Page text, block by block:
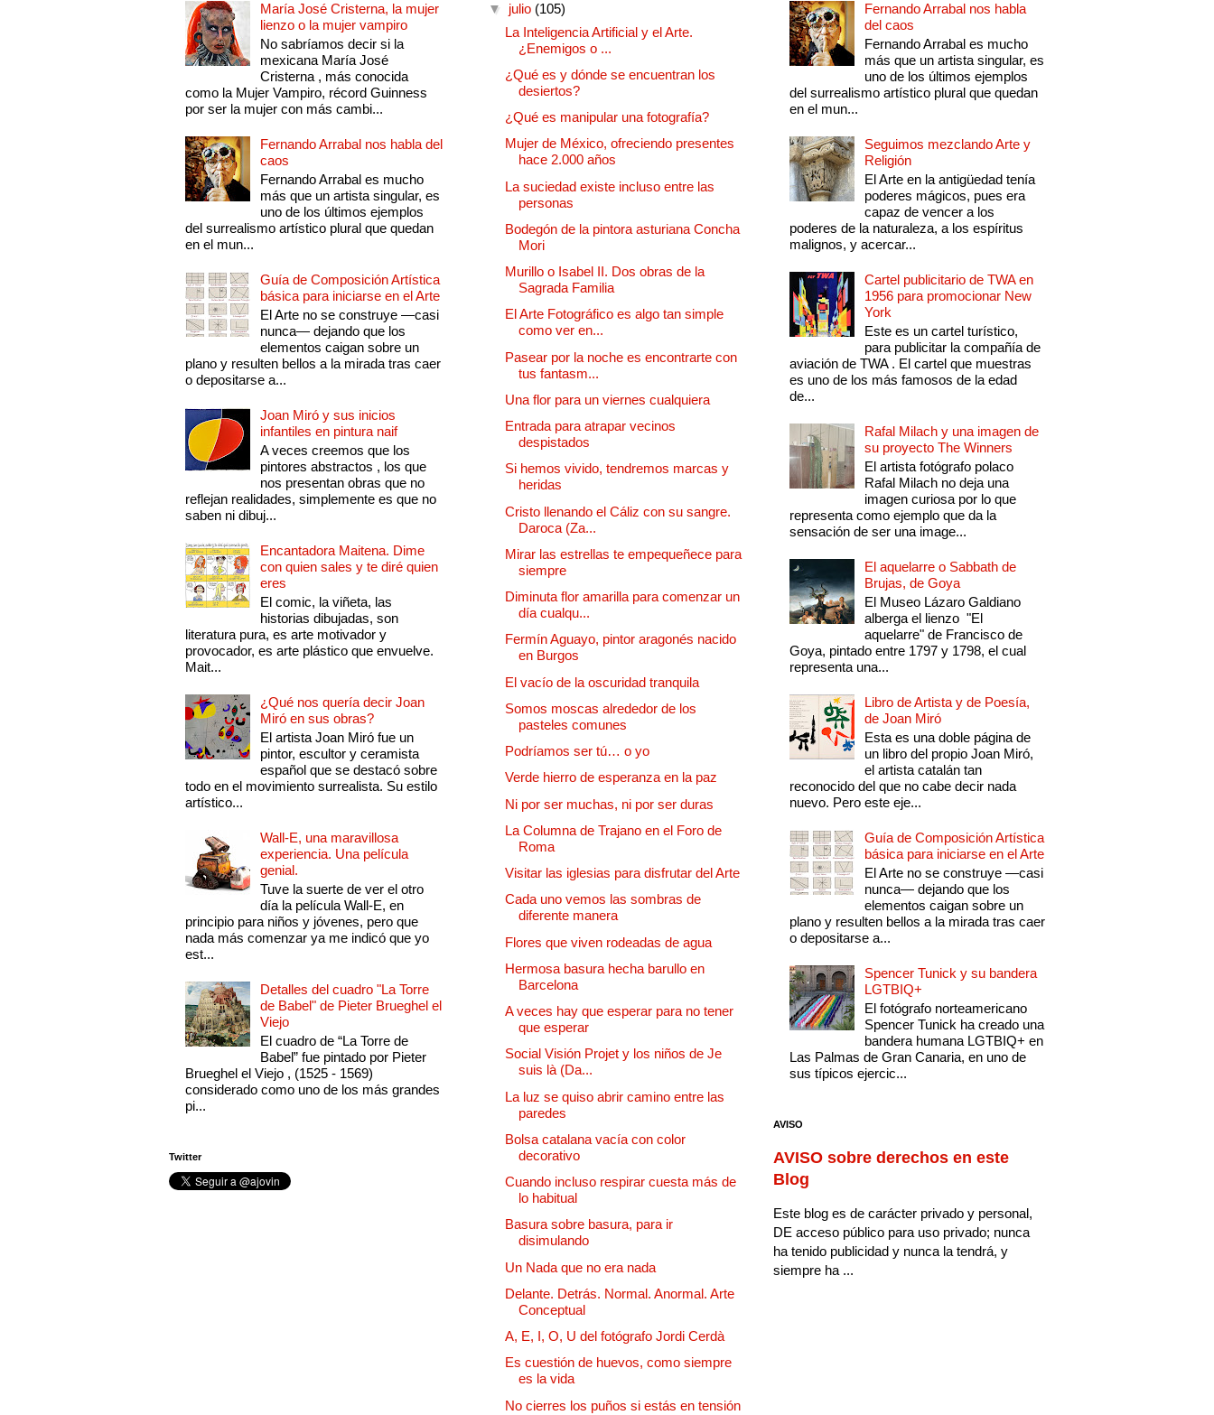
María José Cristerna, la mujer
lienzo o la mujer vampiro
No sabríamos decir si la
mexicana María José
Cristerna , más conocida
como la Mujer Vampiro, récord Guinness
por ser la mujer con más cambi...
Fernando Arrabal nos habla del
caos
Fernando Arrabal es mucho
más que un artista singular, es
uno de los últimos ejemplos
del surrealismo artístico plural que quedan
en el mun...
Guía de Composición Artística
básica para iniciarse en el Arte
El Arte no se construye —casi
nunca— dejando que los
elementos caigan sobre un
plano y resulten bellos a la mirada tras caer
o depositarse a...
Joan Miró y sus inicios
infantiles en pintura naif
A veces creemos que los
pintores abstractos , los que
nos presentan obras que no
reflejan realidades, simplemente es que no
saben ni dibuj...
Encantadora Maitena. Dime
con quien sales y te diré quien
eres
El comic, la viñeta, las
historias dibujadas, son
literatura pura, es arte motivador y
provocador, es arte plástico que envuelve.
Mait...
¿Qué nos quería decir Joan
Miró en sus obras?
El artista Joan Miró fue un
pintor, escultor y ceramista
español que se destacó sobre
todo en el movimiento surrealista. Su estilo
artístico...
Wall-E, una maravillosa
experiencia. Una película
genial.
Tuve la suerte de ver el otro
día la película Wall-E, en
principio para niños y jóvenes, pero que
nada más comenzar ya me indicó que yo
est...
Detalles del cuadro "La Torre
de Babel" de Pieter Brueghel el
Viejo
El cuadro de “La Torre de
Babel” fue pintado por Pieter
Brueghel el Viejo , (1525 - 1569)
considerado como uno de los más grandes
pi...
Twitter
▼ julio (105)
La Inteligencia Artificial y el Arte.
¿Enemigos o ...
¿Qué es y dónde se encuentran los
desiertos?
¿Qué es manipular una fotografía?
Mujer de México, ofreciendo presentes
hace 2.000 años
La suciedad existe incluso entre las
personas
Bodegón de la pintora asturiana Concha
Mori
Murillo o Isabel II. Dos obras de la
Sagrada Familia
El Arte Fotográfico es algo tan simple
como ver en...
Pasear por la noche es encontrarte con
tus fantasm...
Una flor para un viernes cualquiera
Entrada para atrapar vecinos
despistados
Si hemos vivido, tendremos marcas y
heridas
Cristo llenando el Cáliz con su sangre.
Daroca (Za...
Mirar las estrellas te empequeñece para
siempre
Diminuta flor amarilla para comenzar un
día cualqu...
Fermín Aguayo, pintor aragonés nacido
en Burgos
El vacío de la oscuridad tranquila
Somos moscas alrededor de los
pasteles comunes
Podríamos ser tú… o yo
Verde hierro de esperanza en la paz
Ni por ser muchas, ni por ser duras
La Columna de Trajano en el Foro de
Roma
Visitar las iglesias para disfrutar del Arte
Cada uno vemos las sombras de
diferente manera
Flores que viven rodeadas de agua
Hermosa basura hecha barullo en
Barcelona
A veces hay que esperar para no tener
que esperar
Social Visión Projet y los niños de Je
suis là (Da...
La luz se quiso abrir camino entre las
paredes
Bolsa catalana vacía con color
decorativo
Cuando incluso respirar cuesta más de
lo habitual
Basura sobre basura, para ir
disimulando
Un Nada que no era nada
Delante. Detrás. Normal. Anormal. Arte
Conceptual
A, E, I, O, U del fotógrafo Jordi Cerdà
Es cuestión de huevos, como siempre
es la vida
No cierres los puños si estás en tensión
Fernando Arrabal nos habla
del caos
Fernando Arrabal es mucho
más que un artista singular, es
uno de los últimos ejemplos
del surrealismo artístico plural que quedan
en el mun...
Seguimos mezclando Arte y
Religión
El Arte en la antigüedad tenía
poderes mágicos, pues era
capaz de vencer a los
poderes de la naturaleza, a los espíritus
malignos, y acercar...
Cartel publicitario de TWA en
1956 para promocionar New
York
Este es un cartel turístico,
para publicitar la compañía de
aviación de TWA . El cartel que muestras
es uno de los más famosos de la edad
de...
Rafal Milach y una imagen de
su proyecto The Winners
El artista fotógrafo polaco
Rafal Milach no deja una
imagen curiosa por lo que
representa como ejemplo que da la
sensación de ser una image...
El aquelarre o Sabbath de
Brujas, de Goya
El Museo Lázaro Galdiano
alberga el lienzo "El
aquelarre" de Francisco de
Goya, pintado entre 1797 y 1798, el cual
representa una...
Libro de Artista y de Poesía,
de Joan Miró
Esta es una doble página de
un libro del propio Joan Miró,
el artista catalán tan
reconocido del que no cabe decir nada
nuevo. Pero este eje...
Guía de Composición Artística
básica para iniciarse en el Arte
El Arte no se construye —casi
nunca— dejando que los
elementos caigan sobre un
plano y resulten bellos a la mirada tras caer
o depositarse a...
Spencer Tunick y su bandera
LGTBIQ+
El fotógrafo norteamericano
Spencer Tunick ha creado una
bandera humana LGTBIQ+ en
Las Palmas de Gran Canaria, en uno de
sus típicos ejercic...
AVISO
AVISO sobre derechos en este
Blog
Este blog es de carácter privado y personal,
DE acceso público para uso privado; nunca
ha tenido publicidad y nunca la tendrá, y
siempre ha ...